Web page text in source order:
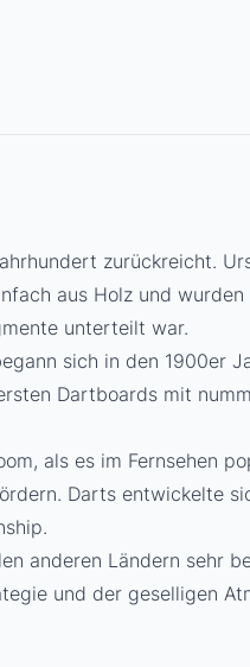
zurückreicht.
aus Holz und
unterteilt war.
sich in den
Dartboards mit
als es im Fernsehen
Darts entwickelte
anderen Ländern sehr
und der geselligen